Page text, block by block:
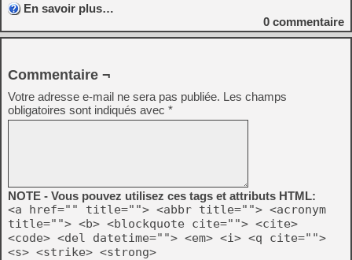
En savoir plus…
0 commentaire
Commentaire ¬
Votre adresse e-mail ne sera pas publiée. Les champs
obligatoires sont indiqués avec *
NOTE - Vous pouvez utilisez ces tags et attributs HTML:
<a href="" title=""> <abbr title=""> <acronym
title=""> <b> <blockquote cite=""> <cite>
<code> <del datetime=""> <em> <i> <q cite="">
<s> <strike> <strong>